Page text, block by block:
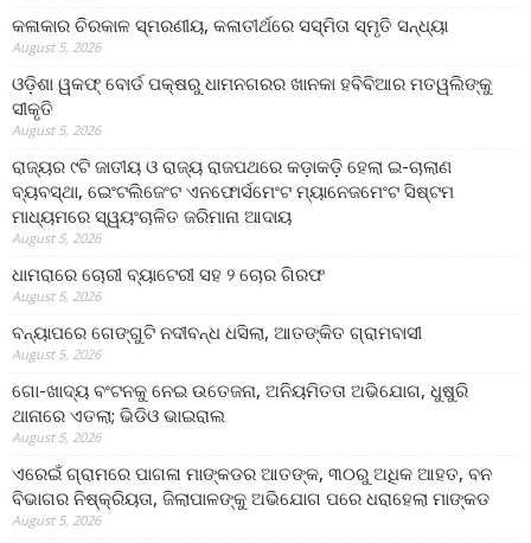
କଳାକାର ଚିରକାଳ ସ୍ମରଣୀୟ, କଳାତୀର୍ଥରେ ସସ୍ମିତା ସ୍ମୃତି ସନ୍ଧ୍ୟା
August 5, 2026
ଓଡ଼ିଶା ୱକଫ୍ ବୋର୍ଡ ପକ୍ଷରୁ ଧାମନଗରର ଖାନକା ହବିବିଆର ମତୱଲିଙ୍କୁ
ସୀକୃତି
August 5, 2026
ରାଜ୍ୟର ୯ଟି ଜାତୀୟ ଓ ରାଜ୍ୟ ରାଜପଥରେ କଡ଼ାକଡ଼ି ହେଲା ଇ-ଚାଲାଣ
ବ୍ୟବସ୍ଥା, ଇେଂଟଲିଜେଂଟ ଏନଫୋର୍ସମେଂଟ ମ୍ୟାନେଜମେଂଟ ସିଷ୍ଟମ
ମାଧ୍ୟମରେ ସ୍ୱୟଂଚାଳିତ ଜରିମାନା ଆଦାୟ
August 5, 2026
ଧାମରାରେ ଚୋରୀ ବ୍ୟାଟେରୀ ସହ ୨ ଚୋର ଗିରଫ
August 5, 2026
ବନ୍ୟାପରେ ଗେଙ୍ଗୁଟି ନଦୀବନ୍ଧ ଧସିଲା, ଆତଙ୍କିତ ଗ୍ରାମବାସୀ
August 5, 2026
ଗୋ-ଖାଦ୍ୟ ବଂଟନକୁ ନେଇ ଉତେଜନା, ଅନିୟମିତତା ଅଭିଯୋଗ, ଧୁଷୁରି
ଥାନାରେ ଏତଲା; ଭିଡିଓ ଭାଇରାଲ
August 5, 2026
ଏରେଇଁ ଗ୍ରାମରେ ପାଗଳା ମାଙ୍କଡର ଆତଙ୍କ, ୩୦ରୁ ଅଧିକ ଆହତ, ବନ
ବିଭାଗର ନିଷ୍କ୍ରିୟତା, ଜିଲାପାଳଙ୍କୁ ଅଭିଯୋଗ ପରେ ଧରାହେଲା ମାଙ୍କଡ
August 5, 2026